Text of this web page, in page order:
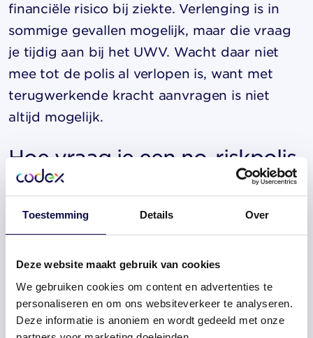
Toestemming Details Over
Deze website maakt gebruik van cookies
We gebruiken cookies om content en advertenties te
personaliseren en om ons websiteverkeer te analyseren.
Deze informatie is anoniem en wordt gedeeld met onze
financiële risico bij ziekte. Verlenging is in
sommige gevallen mogelijk, maar die vraag
je tijdig aan bij het UWV. Wacht daar niet
mee tot de polis al verlopen is, want met
terugwerkende kracht aanvragen is niet
altijd mogelijk.
Hoe vraag je een no-riskpolis
aan en wie is
verantwoordelijk?
zelf aan te vragen. Als een medewerker aan
de voorwaarden voldoet, geldt de regeling
automatisch. Toch is het de
verantwoordelijkheid van de werkgever